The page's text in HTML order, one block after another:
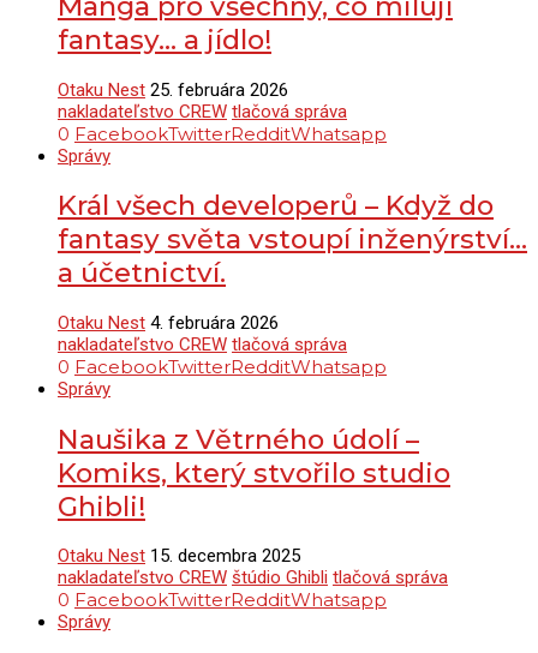
fantasy… a jídlo!
Otaku Nest 25. februára 2026
nakladateľstvo CREW tlačová správa
0 FacebookTwitterRedditWhatsapp
Správy
Král všech developerů – Když do
fantasy světa vstoupí inženýrství…
a účetnictví.
Otaku Nest 4. februára 2026
nakladateľstvo CREW tlačová správa
0 FacebookTwitterRedditWhatsapp
Správy
Naušika z Větrného údolí –
Komiks, který stvořilo studio
Ghibli!
Otaku Nest 15. decembra 2025
nakladateľstvo CREW štúdio Ghibli tlačová správa
0 FacebookTwitterRedditWhatsapp
Správy